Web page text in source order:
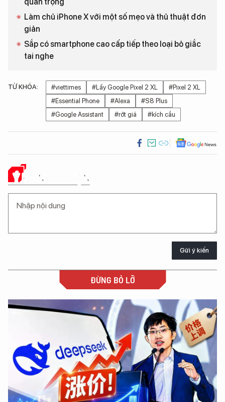
Làm chủ iPhone X với một số mẹo và thủ thuật đơn
giản
Sắp có smartphone cao cấp tiếp theo loại bỏ giắc
tai nghe
TỪ KHÓA: #viettimes #Lấy Google Pixel 2 XL
#Pixel 2 XL
#Essential Phone
#Alexa
#S8 Plus
#Google Assistant
#rớt giá #kích cầu
Ý KIẾN CỦA BẠN
Gửi ý kiến
ĐỪNG BỎ LỠ